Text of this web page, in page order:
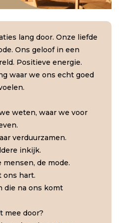
lang door. Onze liefde
Ons geloof in een
Positieve energie.
waar we ons echt goed
weten, waar we voor
verduurzamen.
inkijk.
de mode.
ons hart.
die na ons komt
mee door?